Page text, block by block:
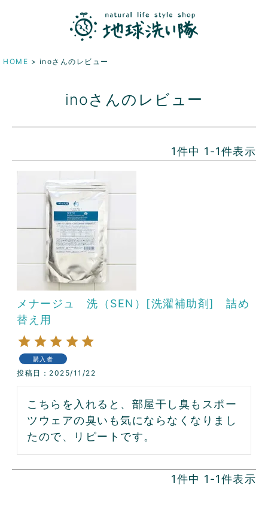
HOME inoさんのレビュー
inoさんのレビュー
1件中 1 -1件表示
メナージュ 洗（SEN）[洗濯補助剤] 詰め
替え用
購入者
投稿日 2025/11/22
こちらを入れると、部屋干し臭もスポー
ツウェアの臭いも気にならなくなりまし
たので、リピートです。
1件中 1 -1件表示